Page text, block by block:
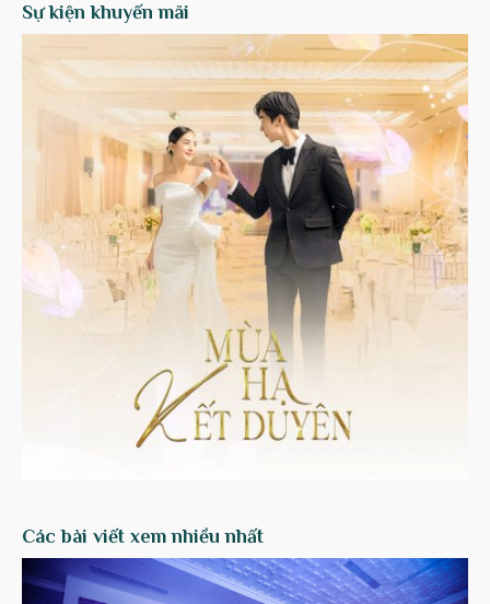
Sự kiện khuyến mãi
Các bài viết xem nhiều nhất